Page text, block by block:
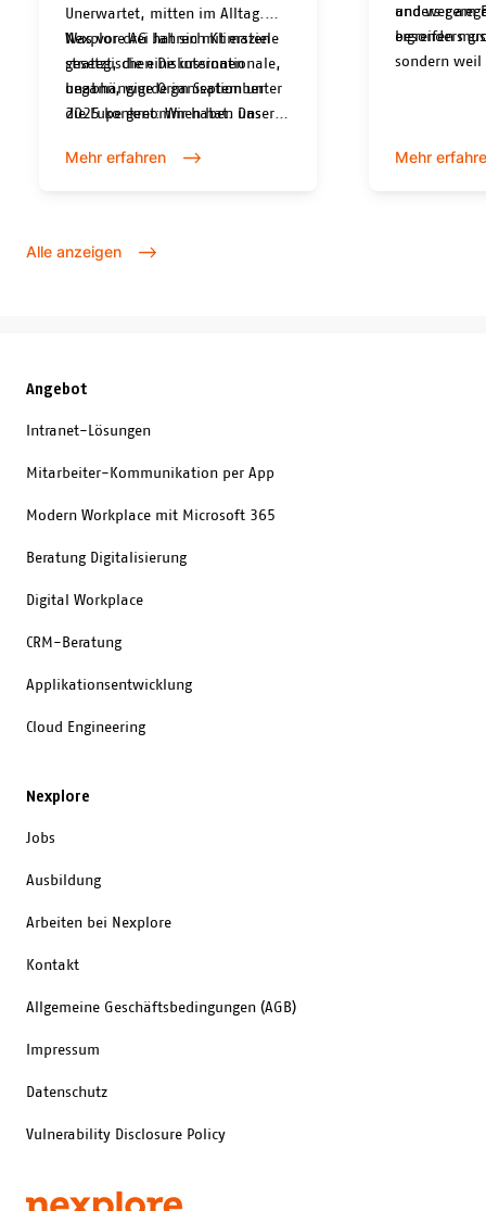
Unerwartet, mitten im Alltag.
Nexplore AG hat sich Klimaziele
gesetzt, die eine internationale,
unabhängige Organisation unter
die Lupe genommen hat. Das
verpflichtet uns.
Was vor drei Jahren mit ersten
strategischen Diskussionen
begann, wurde im September
2025 konkret: Wir haben unser
SBTi eingereicht und unsere
unterzogen.
Mehr erfahren
und wer am
ergreifen
anders
besonders
sondern weil
Mehr
Alle anzeigen
Angebot
Intranet-Lösungen
Mitarbeiter-Kommunikation per App
Modern Workplace mit Microsoft 365
Beratung Digitalisierung
Digital Workplace
CRM-Beratung
Applikationsentwicklung
Cloud Engineering
Nexplore
Jobs
Ausbildung
Arbeiten bei Nexplore
Kontakt
Allgemeine Geschäftsbedingungen (AGB)
Impressum
Datenschutz
Vulnerability Disclosure Policy